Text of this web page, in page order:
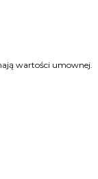
wartości umownej.